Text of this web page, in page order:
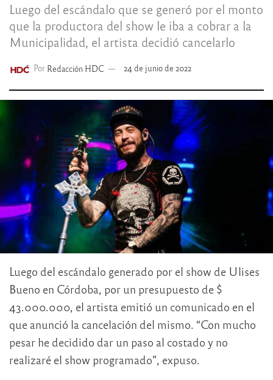
Luego del escándalo que se generó por el monto
que la productora del show le iba a cobrar a la
Municipalidad, el artista decidió cancelarlo
Por Redacción HDC 24 de junio de 2022
Luego del escándalo generado por el show de Ulises
Bueno en Córdoba, por un presupuesto de $
43.000.000, el artista emitió un comunicado en el
que anunció la cancelación del mismo. “Con mucho
pesar he decidido dar un paso al costado y no
realizaré el show programado”, expuso.